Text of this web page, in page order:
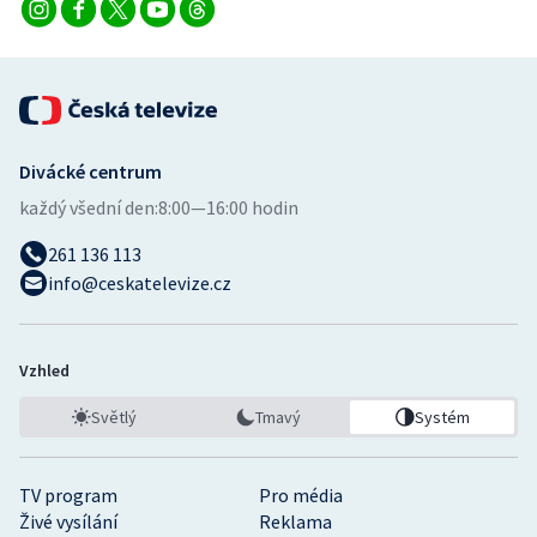
TV program
Pro média
Živé vysílání
Reklama
Divácké centrum
každý všední den:8:00—16:00 hodin
261 136 113
info@ceskatelevize.cz
Vzhled
Světlý Tmavý Systém